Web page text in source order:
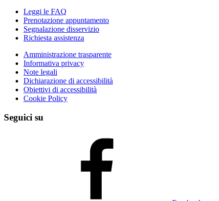
Leggi le FAQ
Prenotazione appuntamento
Segnalazione disservizio
Richiesta assistenza
Amministrazione trasparente
Informativa privacy
Note legali
Dichiarazione di accessibilità
Obiettivi di accessibilità
Cookie Policy
Seguici su